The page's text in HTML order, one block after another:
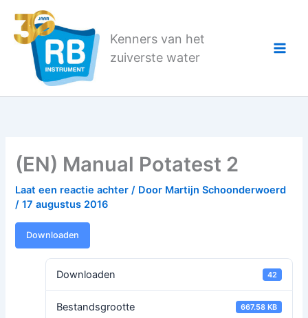
naar
Kenners van het
zuiverste water
(EN) Manual Potatest 2
Laat een reactie achter / Door Martijn Schoonderwoerd
/17 augustus 2016
Downloaden
Downloaden 42
Bestandsgrootte 667.58 KB